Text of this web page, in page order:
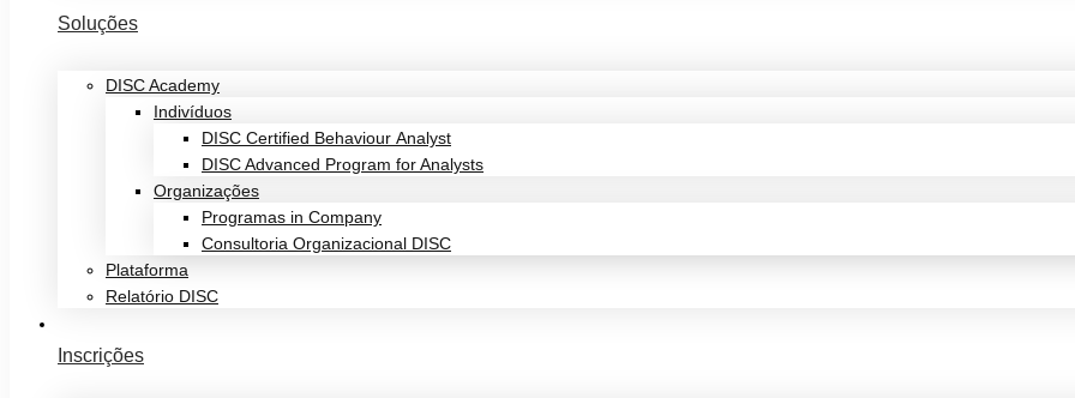
Soluções
DISC Academy
Indivíduos
DISC Certified Behaviour Analyst
DISC Advanced Program for Analysts
Organizações
Programas in Company
Consultoria Organizacional DISC
Plataforma
Relatório DISC
Inscrições